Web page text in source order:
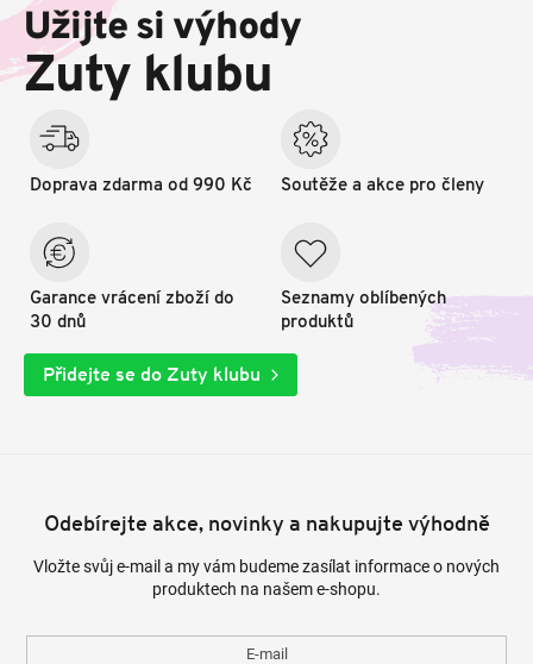
a
í
Užijte si výhody
Zuty klubu
Doprava zdarma od 990 Kč
Garance vrácení zboží do
30 dnů
Soutěže a akce pro členy
Seznamy oblíbených
produktů
Přidejte se do Zuty klubu
Odebírejte akce, novinky a nakupujte výhodně
Vložte svůj e-mail a my vám budeme zasílat informace o nových
produktech na našem e-shopu.
E-mail